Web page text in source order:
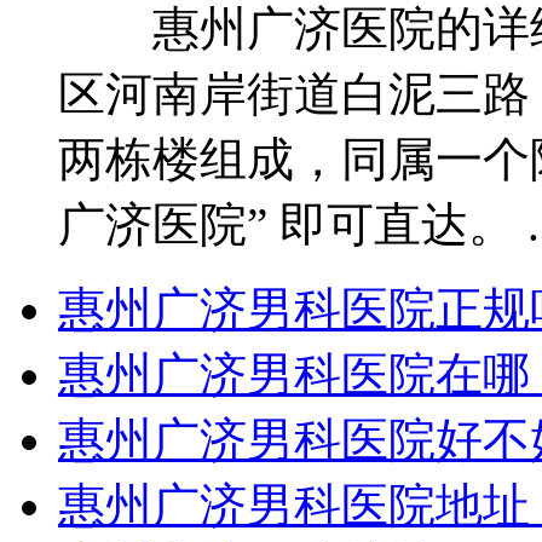
惠州广济医院的详
区河南岸街道白泥三
两栋楼组成，同属一
广济医院” 即可直达。
惠州广济男科医院正
惠州广济男科医院在
惠州广济男科医院好
惠州广济男科医院地